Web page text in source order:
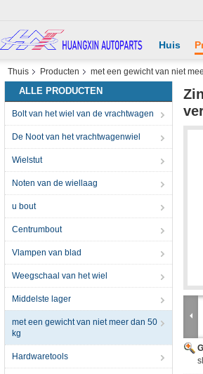
Huis
Thuis Producten met een gewicht van niet
ALLE PRODUCTEN
Bolt van het wiel van de vrachtwagen
De Noot van het vrachtwagenwiel
Wielstut
Noten van de wiellaag
u bout
Centrumbout
Vlampen van blad
Weegschaal van het wiel
Middelste lager
met een gewicht van niet meer dan 50
kg
Hardwaretools